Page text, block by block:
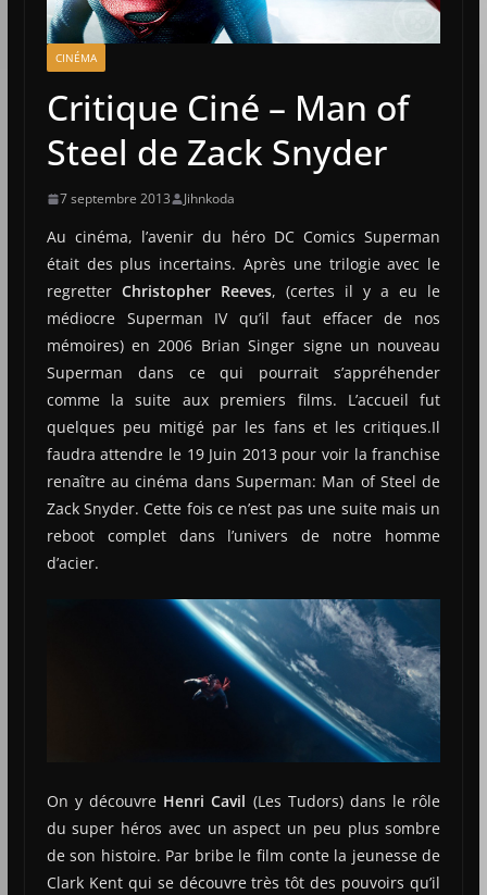
CINÉMA
Critique Ciné – Man of
Steel de Zack Snyder
7 septembre 2013 Jihnkoda
Au cinéma, l’avenir du héro DC Comics Superman
était des plus incertains. Après une trilogie avec le
regretter Christopher Reeves, (certes il y a eu le
médiocre Superman IV qu’il faut effacer de nos
mémoires) en 2006 Brian Singer signe un nouveau
Superman dans ce qui pourrait s’appréhender
comme la suite aux premiers films. L’accueil fut
quelques peu mitigé par les fans et les critiques.Il
faudra attendre le 19 Juin 2013 pour voir la franchise
renaître au cinéma dans Superman: Man of Steel de
Zack Snyder. Cette fois ce n’est pas une suite mais un
reboot complet dans l’univers de notre homme
d’acier.
On y découvre Henri Cavil (Les Tudors) dans le rôle
du super héros avec un aspect un peu plus sombre
de son histoire. Par bribe le film conte la jeunesse de
Clark Kent qui se découvre très tôt des pouvoirs qu’il